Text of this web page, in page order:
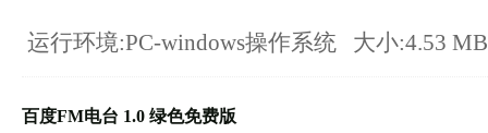
运行环境:PC-windows操作系统 大小:4.53
百度FM电台 1.0 绿色免费版